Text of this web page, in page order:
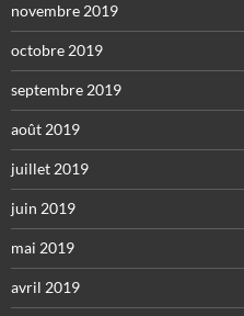
novembre 2019
octobre 2019
septembre 2019
août 2019
juillet 2019
juin 2019
mai 2019
avril 2019